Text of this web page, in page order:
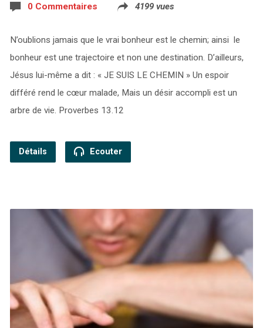
0 Commentaires 4199 vues
N’oublions jamais que le vrai bonheur est le chemin; ainsi le
bonheur est une trajectoire et non une destination. D’ailleurs,
Jésus lui-même a dit : « JE SUIS LE CHEMIN » Un espoir
différé rend le cœur malade, Mais un désir accompli est un
arbre de vie. Proverbes 13.12
Détails Ecouter